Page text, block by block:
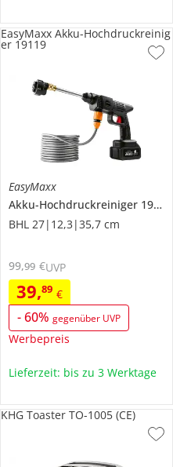
EasyMaxx
Akku-Hochdruckreiniger 19119
BHL 27|12,3|35,7 cm
39,89 €
-60% gegenüber UVP
Werbepreis
99,99 €UVP
EasyMaxx Akku-Hochdruckreinig
er 19119
Lieferzeit: bis zu 3 Werktage
KHG Toaster TO-1005 (CE)